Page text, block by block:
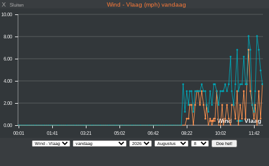
X Sluiten Wind - Vlaag (mph) vandaag